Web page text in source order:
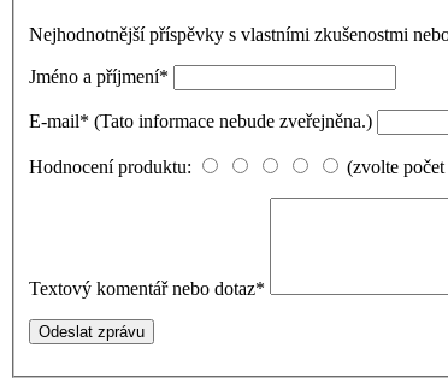
Nejhodnotnější příspěvky s vlastními zkušenostmi
Jméno a příjmení*
E-mail* (Tato informace nebude zveřejněna.)
Hodnocení produktu: (zvolte
Textový komentář nebo dotaz*